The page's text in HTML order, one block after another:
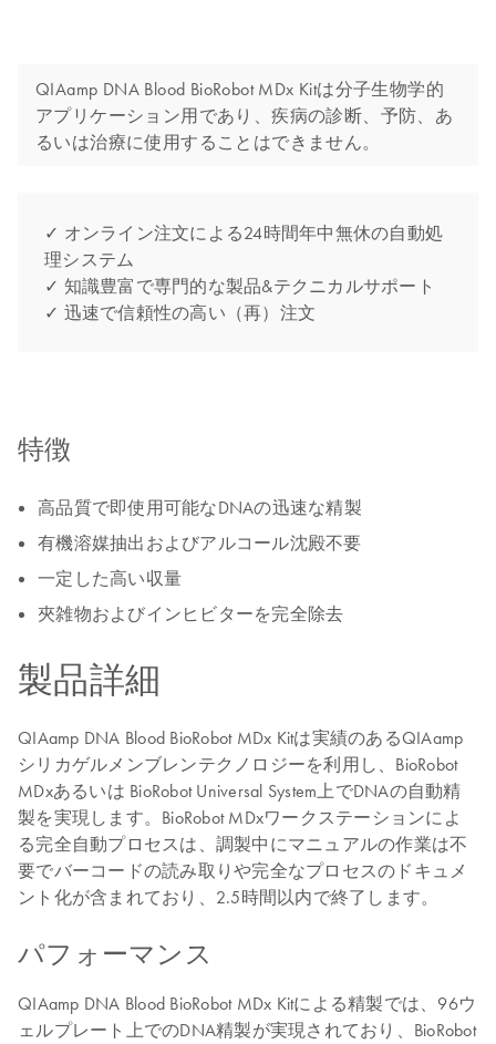
QIAamp DNA Blood BioRobot MDx Kitは分子生物学的
アプリケーション用であり、疾病の診断、予防、あ
るいは治療に使用することはできません。
✓ オンライン注文による24時間年中無休の自動処
理システム
✓ 知識豊富で専門的な製品&テクニカルサポート
✓ 迅速で信頼性の高い（再）注文
特徴
高品質で即使用可能なDNAの迅速な精製
有機溶媒抽出およびアルコール沈殿不要
一定した高い収量
夾雑物およびインヒビターを完全除去
製品詳細
QIAamp DNA Blood BioRobot MDx Kitは実績のあるQIAamp
シリカゲルメンブレンテクノロジーを利用し、BioRobot
MDxあるいは BioRobot Universal System上でDNAの自動精
製を実現します。BioRobot MDxワークステーションによ
る完全自動プロセスは、調製中にマニュアルの作業は不
要でバーコードの読み取りや完全なプロセスのドキュメ
ント化が含まれており、2.5時間以内で終了します。
パフォーマンス
QIAamp DNA Blood BioRobot MDx Kitによる精製では、96ウ
ェルプレート上でのDNA精製が実現されており、BioRobot